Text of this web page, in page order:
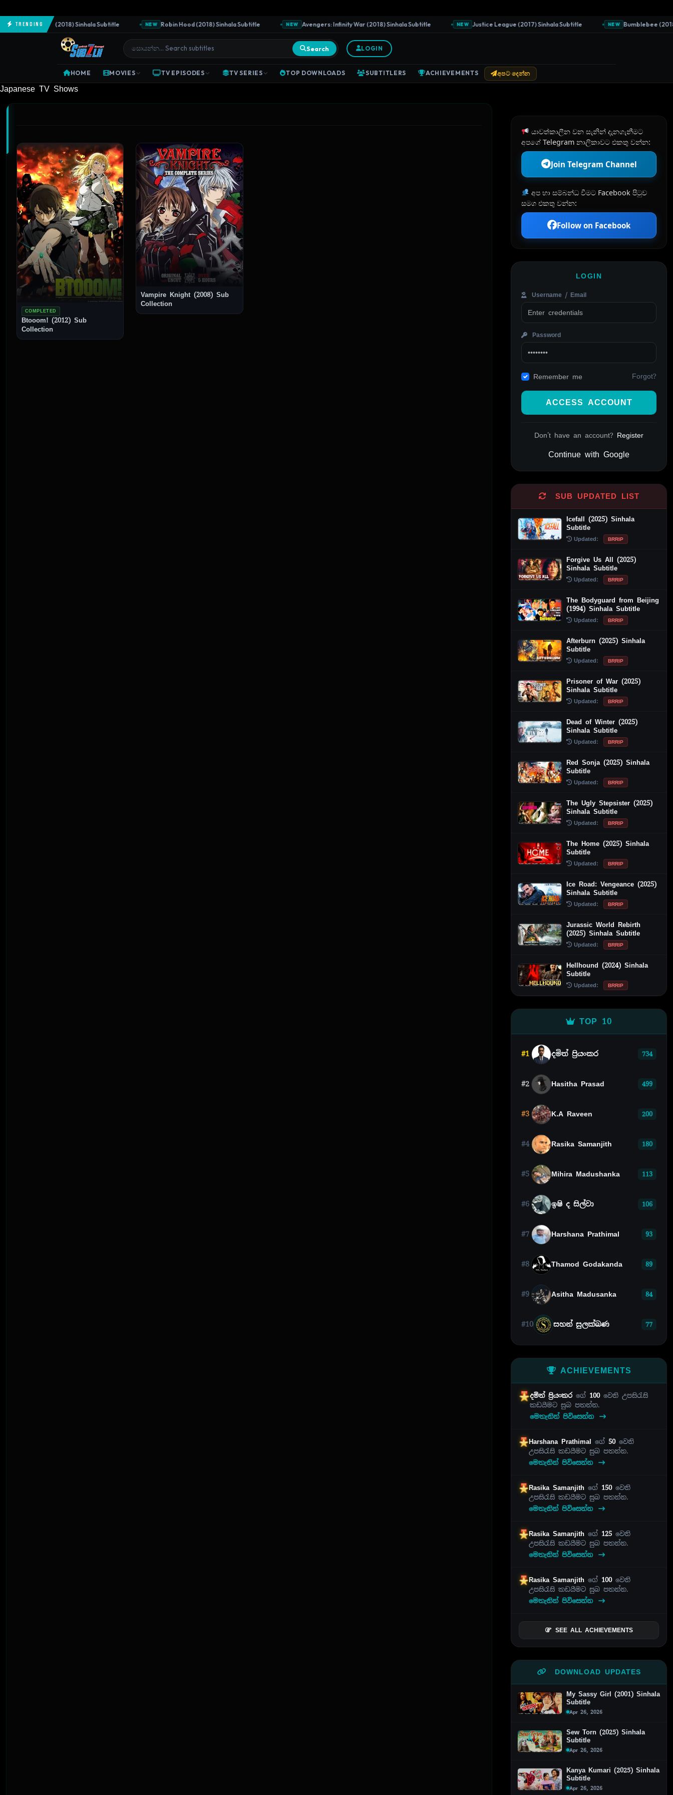
Trending
The Predator (2018) Sinhala Subtitle NEW Robin Hood (2018) Sinhala Subtitle NEW Avengers: Infinity War (2018) Sinhala Subtitle NEW Justice League (2017) Sinhala Subtitle NEW Bumblebee (2018)
Search LOGIN
HOME MOVIES TV EPISODES TV SERIES TOP DOWNLOADS SUBTITLERS ACHIEVEMENTS අපට දෙන්න
Japanese TV Shows
COMPLETED
Btooom! (2012) Sub
Collection
Vampire Knight (2008) Sub
Collection
යාවත්කාලීන වන සැනින් දැනගැනීමට
අපගේ Telegram නාලිකාවට එකතු වන්න:
Join Telegram Channel
අප හා සම්බන්ධ වීමට Facebook පිටුව
සමග එකතු වන්න:
Follow on Facebook
LOGIN
Username / Email
Password
Remember me Forgot?
ACCESS ACCOUNT
Don't have an account? Register
Continue with Google
SUB UPDATED LIST
Icefall (2025) Sinhala
Subtitle
Updated: BRRIP
Forgive Us All (2025)
Sinhala Subtitle
Updated: BRRIP
The Bodyguard from Beijing
(1994) Sinhala Subtitle
Updated: BRRIP
Afterburn (2025) Sinhala
Subtitle
Updated: BRRIP
Prisoner of War (2025)
Sinhala Subtitle
Updated: BRRIP
Dead of Winter (2025)
Sinhala Subtitle
Updated: BRRIP
Red Sonja (2025) Sinhala
Subtitle
Updated: BRRIP
The Ugly Stepsister (2025)
Sinhala Subtitle
Updated: BRRIP
The Home (2025) Sinhala
Subtitle
Updated: BRRIP
Ice Road: Vengeance (2025)
Sinhala Subtitle
Updated: BRRIP
Jurassic World Rebirth
(2025) Sinhala Subtitle
Updated: BRRIP
Hellhound (2024) Sinhala
Subtitle
Updated: BRRIP
TOP 10
#1 දමිත් ප්‍රියංකර 734
#2 Hasitha Prasad 499
#3 K.A Raveen 200
#4 Rasika Samanjith 180
#5 Mihira Madushanka 113
#6 ඉෂි ද සිල්වා 106
#7 Harshana Prathimal 93
#8 Thamod Godakanda 89
#9 Asitha Madusanka 84
#10 සහන් සුලක්ඛණ 77
ACHIEVEMENTS
දමිත් ප්‍රියංකර ගේ 100වෙනි උපසිරැසි
කඩයීමට සුබ පතන්න.
මෙතැනින් පිවිසෙන්න
Harshana Prathimal ගේ 50වෙනි
උපසිරැසි කඩයීමට සුබ පතන්න.
මෙතැනින් පිවිසෙන්න
Rasika Samanjithගේ 150වෙනි
උපසිරැසි කඩයීමට සුබ පතන්න.
මෙතැනින් පිවිසෙන්න
Rasika Samanjithගේ 125 වෙනි
උපසිරැසි කඩයීමට සුබ පතන්න.
මෙතැනින් පිවිසෙන්න
Rasika Samanjithගේ 100වෙනි
උපසිරැසි කඩයීමට සුබ පතන්න.
මෙතැනින් පිවිසෙන්න
SEE ALL ACHIEVEMENTS
DOWNLOAD UPDATES
My Sassy Girl (2001) Sinhala
Subtitle
Apr 26, 2026
Sew Torn (2025) Sinhala
Subtitle
Apr 26, 2026
Kanya Kumari (2025) Sinhala
Subtitle
Apr 26, 2026